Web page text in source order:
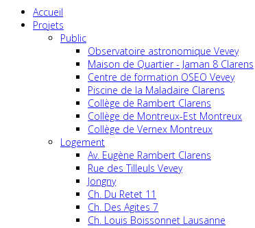
Accueil
Projets
Public
Observatoire astronomique Vevey
Maison de Quartier - Jaman 8 Clarens
Centre de formation OSEO Vevey
Piscine de la Maladaire Clarens
Collège de Rambert Clarens
Collège de Montreux-Est Montreux
Collège de Vernex Montreux
Logement
Av. Eugène Rambert Clarens
Rue des Tilleuls Vevey
Jongny
Ch. Du Retet 11
Ch. Des Agites 7
Ch. Louis Boissonnet Lausanne